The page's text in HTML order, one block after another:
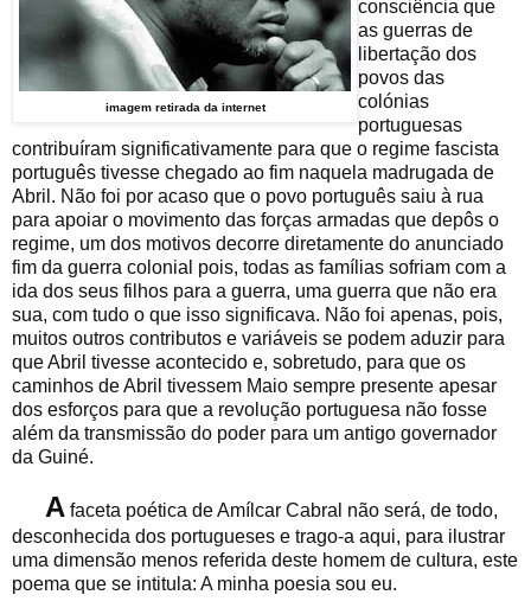
imagem retirada da internet
consciência que
as guerras de
libertação dos
povos das
colónias
portuguesas
contribuíram significativamente para que o regime fascista
português tivesse chegado ao fim naquela madrugada de
Abril. Não foi por acaso que o povo português saiu à rua
para apoiar o movimento das forças armadas que depôs o
regime, um dos motivos decorre diretamente do anunciado
fim da guerra colonial pois, todas as famílias sofriam com a
ida dos seus filhos para a guerra, uma guerra que não era
sua, com tudo o que isso significava. Não foi apenas, pois,
muitos outros contributos e variáveis se podem aduzir para
que Abril tivesse acontecido e, sobretudo, para que os
caminhos de Abril tivessem Maio sempre presente apesar
dos esforços para que a revolução portuguesa não fosse
além da transmissão do poder para um antigo governador
da Guiné.
A faceta poética de Amílcar Cabral não será, de todo,
desconhecida dos portugueses e trago-a aqui, para ilustrar
uma dimensão menos referida deste homem de cultura, este
poema que se intitula: A minha poesia sou eu.